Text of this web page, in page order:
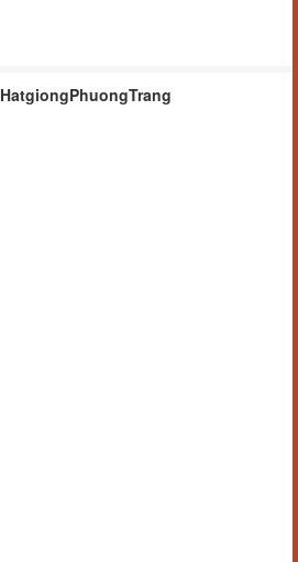
HatgiongPhuongTrang